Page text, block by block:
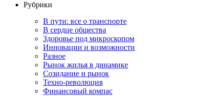
Рубрики
В пути: все о транспорте
В сердце общества
Здоровье под микроскопом
Инновации и возможности
Разное
Рынок жилья в динамике
Созидание и рынок
Техно-революция
Финансовый компас